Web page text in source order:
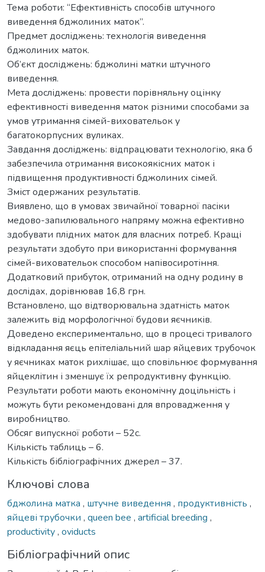
Тема роботи: “Ефективність способів штучного
виведення бджолиних маток”.
Предмет досліджень: технологія виведення
бджолиних маток.
Об’єкт досліджень: бджолині матки штучного
виведення.
Мета досліджень: провести порівняльну оцінку
ефективності виведення маток різними способами за
умов утримання сімей-виховательок у
багатокорпусних вуликах.
Завдання досліджень: відпрацювати технологію, яка б
забезпечила отримання високоякісних маток і
підвищення продуктивності бджолиних сімей.
Зміст одержаних результатів.
Виявлено, що в умовах звичайної товарної пасіки
медово-запилювального напряму можна ефективно
здобувати плідних маток для власних потреб. Кращі
результати здобуто при використанні формування
сімей-виховательок способом напівосиротіння.
Додатковий прибуток, отриманий на одну родину в
дослідах, дорівнював 16,8 грн.
Встановлено, що відтворювальна здатність маток
залежить від морфологічної будови яєчників.
Доведено експериментально, що в процесі тривалого
відкладання яєць епітеліальний шар яйцевих трубочок
у яєчниках маток рихлішає, що сповільнює формування
яйцеклітин і зменшує їх репродуктивну функцію.
Результати роботи мають економічну доцільність і
можуть бути рекомендовані для впровадження у
виробництво.
Обсяг випускної роботи – 52с.
Кількість таблиць – 6.
Кількість бібліографічних джерел – 37.
Ключові слова
бджолина матка , штучне виведення , продуктивність ,
яйцеві трубочки , queen bee , artificial breeding ,
productivity, oviducts
Бібліографічний опис